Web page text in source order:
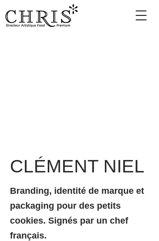
CLÉMENT NIEL
Branding, identité de marque et
packaging pour des petits
cookies. Signés par un chef
français.